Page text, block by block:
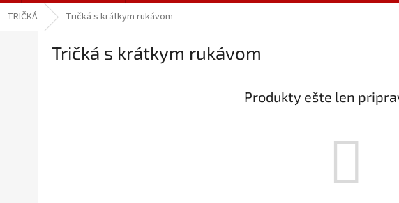
TRIČKÁ Tričká s krátkym rukávom
Tričká s krátkym rukávom
Produkty ešte len